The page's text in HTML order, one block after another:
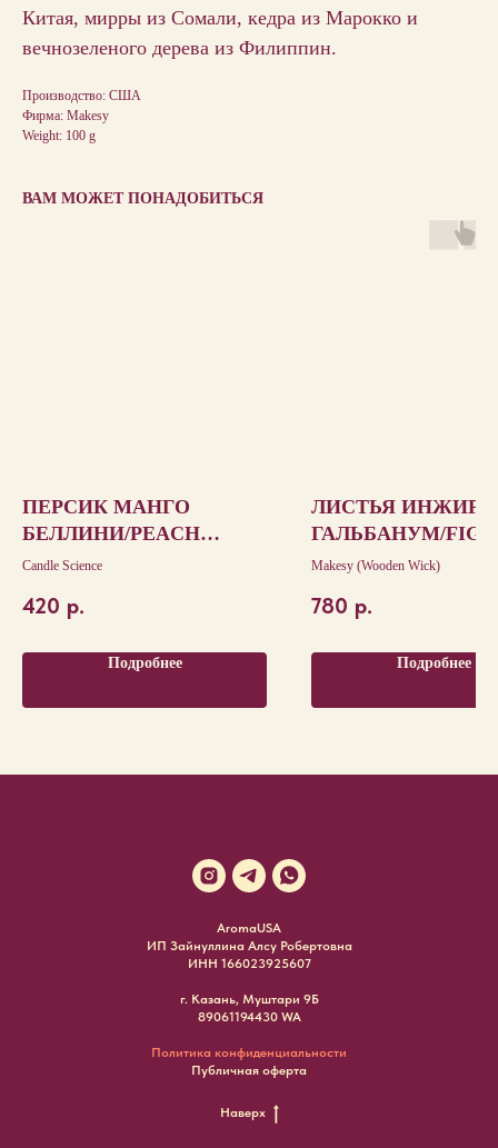
Китая, мирры из Сомали, кедра из Марокко и
вечнозеленого дерева из Филиппин.
Производство: США
Фирма: Makesy
Weight: 100 g
ВАМ МОЖЕТ ПОНАДОБИТЬСЯ
ПЕРСИК МАНГО
БЕЛЛИНИ/PEACH
MANGO BELLINI
Candle Science
420 р.
Подробнее
ЛИСТЬЯ ИНЖИРА
ГАЛЬБАНУМ/FIG
& GALBANUM
Makesy (Wooden Wick)
780 р.
Подробнее
AromaUSA
ИП Зайнуллина Алсу Робертовна
ИНН 166023925607
г. Казань, Муштари 9Б
89061194430 WA
Политика конфиденциальности
Публичная оферта
Наверх